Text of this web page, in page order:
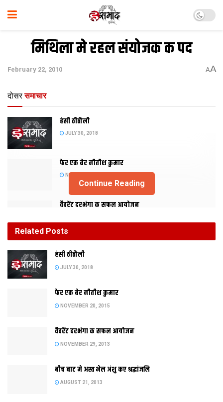
मिथिला मे रहल संयोजक क पद
February 22, 2010 AA
दोसर समाचार
हंसी ठीठौली
JULY 30, 2018
फेर एक बेर नीतीश कुमार
NOVEMBER 20, 2015
वैवरेंट दरभंगा क सफल आयोजन
Continue Reading
Related Posts
हंसी ठीठौली
JULY 30, 2018
फेर एक बेर नीतीश कुमार
NOVEMBER 20, 2015
वैवरेंट दरभंगा क सफल आयोजन
NOVEMBER 29, 2013
बीच बाट मे अस्त भेल अंशु कए श्रद्धांजलि
AUGUST 21, 2013